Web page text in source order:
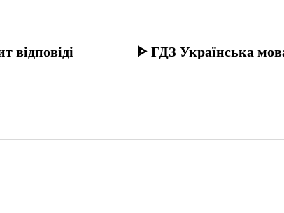
відповіді
ᐈ ГДЗ Українська